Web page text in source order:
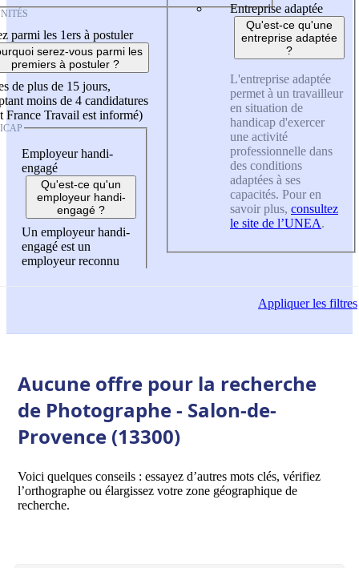
parmi les 1ers à postuler
serez-vous parmi les
premiers à postuler ?
de plus de 15 jours,
moins de 4 candidatures
France Travail est informé)
Employeur handi-
engagé
Qu'est-ce qu'un
employeur handi-
engagé ?
Un employeur handi-
engagé est un
employeur reconnu
Entreprise adaptée
Qu'est-ce qu'une
entreprise adaptée
?
L'entreprise adaptée
permet à un travailleur
en situation de
handicap d'exercer
une activité
professionnelle dans
des conditions
adaptées à ses
capacités. Pour en
savoir plus, consultez
le site de l’UNEA.
Appliquerles filtres
Aucune offre pour la recherche
de Photographe - Salon-de-
Provence (13300)
Voici quelques conseils : essayez d’autres mots clés, vérifiez
l’orthographe ou élargissez votre zone géographique de
recherche.